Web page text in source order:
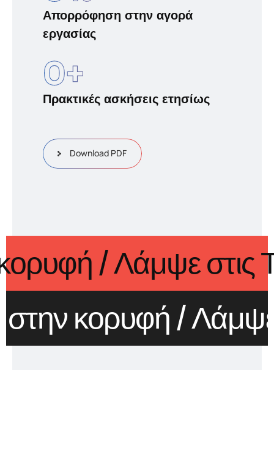
Απορρόφηση στην αγορά
εργασίας
Πρακτικές ασκήσεις ετησίως
0+
Download PDF
/ Λάμψε
κορυφή
κορυφή/ Λάμψε